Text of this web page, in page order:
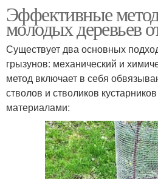
Эффективные
молодых деревьев
Существует два основных
грызунов: механический и
метод включает в себя
стволов и стволиков
материалами: